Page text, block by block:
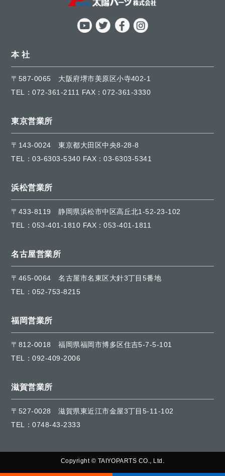
本 社
〒587-0065
大阪府堺市美原区小寺402-1
TEL：072-361-2111 FAX：072-361-3330
東京営業所
〒143-0024
東京都大田区中央8-28-8
TEL：03-6303-5340 FAX：03-6303-5341
浜松営業所
〒433-8119
静岡県浜松市中区高丘北1-52-23-102
TEL：053-401-1810 FAX：053-401-1811
名古屋営業所
〒465-0064
名古屋市名東区大針3丁目5番地
TEL：052-753-8215
福岡営業所
〒812-0018
福岡県福岡市博多区住吉5-7-5-101
TEL：092-409-2006
滋賀営業所
〒527-0028
滋賀県東近江市金屋3丁目5-11-102
TEL：0748-43-2333
Copyright © TAIYOPARTS CO., Ltd.